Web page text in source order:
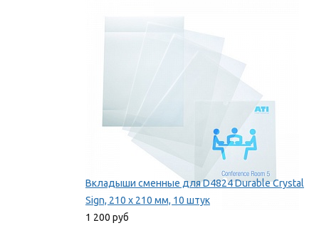
Вкладыши сменные для D4824 Durable Crystal
Sign, 210 x 210 мм, 10 штук
1 200 руб